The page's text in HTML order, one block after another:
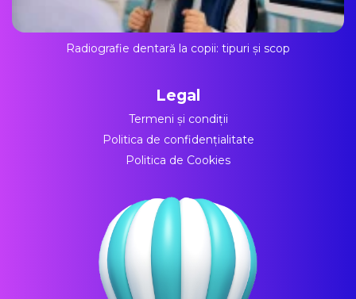
Radiografie dentară la copii: tipuri și scop
Legal
Termeni și condiții
Politica de confidențialitate
Politica de Cookies